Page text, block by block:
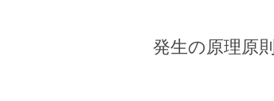
発生の原理原